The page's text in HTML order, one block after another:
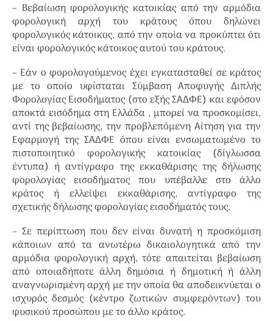
– Βεβαίωση φορολογικής κατοικίας από την αρμόδια
φορολογική αρχή του κράτους όπου δηλώνει
φορολογικός κάτοικος, από την οποία να προκύπτει ότι
είναι φορολογικός κάτοικος αυτού του κράτους.
– Εάν ο φορολογούμενος έχει εγκατασταθεί σε κράτος
με το οποίο υφίσταται Σύμβαση Αποφυγής Διπλής
Φορολογίας Εισοδήματος (στο εξής ΣΑΔΦΕ) και εφόσον
αποκτά εισόδημα στη Ελλάδα , μπορεί να προσκομίσει,
αντί της βεβαίωσης, την προβλεπόμενη Αίτηση για την
Εφαρμογή της ΣΑΔΦΕ όπου είναι ενσωματωμένο το
πιστοποιητικό φορολογικής κατοικίας (δίγλωσσα
έντυπα) ή αντίγραφο της εκκαθάρισης της δήλωσης
φορολογίας εισοδήματος που υπέβαλλε στο άλλο
κράτος ή ελλείψει εκκαθάρισης, αντίγραφο της
σχετικής δήλωσης φορολογίας εισοδήματός τους.
– Σε περίπτωση που δεν είναι δυνατή η προσκόμιση
κάποιων από τα ανωτέρω δικαιολογητικά από την
αρμόδια φορολογική αρχή, τότε απαιτείται βεβαίωση
από οποιαδήποτε άλλη δημόσια ή δημοτική ή άλλη
αναγνωρισμένη αρχή με την οποία θα αποδεικνύεται ο
ισχυρός δεσμός (κέντρο ζωτικών συμφερόντων) του
φυσικού προσώπου με το άλλο κράτος.